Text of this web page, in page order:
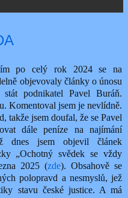
po celý rok 2024 se na
objevovaly články o únosu
podnikatel Pavel Buráň.
Komentoval jsem je nevlídně.
takže jsem doufal, že se Pavel
dále peníze na najímání
dnes jsem objevil článek
„Ochotný svědek se vždy
2025 (zde). Obsahově se
polopravd a nesmyslů, jež
stavu české justice. A má